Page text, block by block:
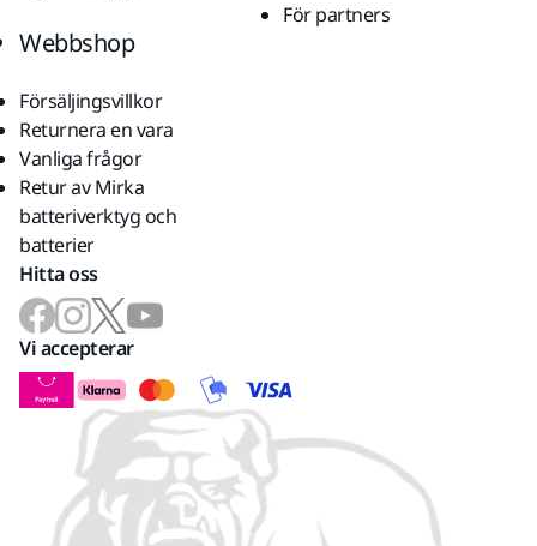
För partners
Webbshop
Försäljingsvillkor
Returnera en vara
Vanliga frågor
Retur av Mirka
batteriverktyg och
batterier
Hitta oss
Vi accepterar